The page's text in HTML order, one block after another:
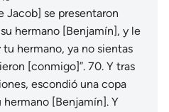
Jacob] se presentaron
su hermano [Benjamín], y le
tu hermano, ya no sientas
[conmigo]”. 70. Y tras
escondió una copa
hermano [Benjamín]. Y